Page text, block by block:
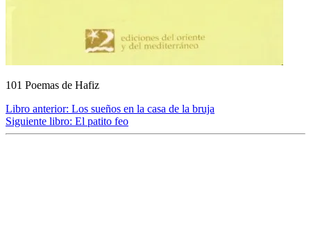
101 Poemas de Hafiz
Libro anterior: Los sueños en la casa de la bruja
Siguiente libro: El patito feo